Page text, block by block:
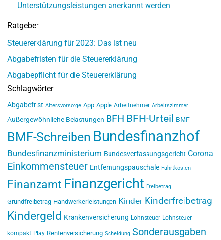
Unterstützungsleistungen anerkannt werden
Ratgeber
Steuererklärung für 2023: Das ist neu
Abgabefristen für die Steuererklärung
Abgabepflicht für die Steuererklärung
Schlagwörter
Abgabefrist Altersvorsorge App Apple Arbeitnehmer Arbeitszimmer
Außergewöhnliche Belastungen BFH BFH-Urteil BMF
BMF-Schreiben Bundesfinanzhof
Bundesfinanzministerium Bundesverfassungsgericht Corona
Einkommensteuer Entfernungspauschale Fahrtkosten
Finanzamt Finanzgericht Freibetrag
Grundfreibetrag Handwerkerleistungen Kinder Kinderfreibetrag
Kindergeld Krankenversicherung Lohnsteuer Lohnsteuer
kompakt Play Rentenversicherung Scheidung Sonderausgaben